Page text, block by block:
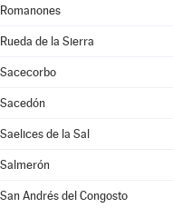
Romanones
Rueda de la Sierra
Sacecorbo
Sacedón
Saelices de la Sal
Salmerón
San Andrés del Congosto